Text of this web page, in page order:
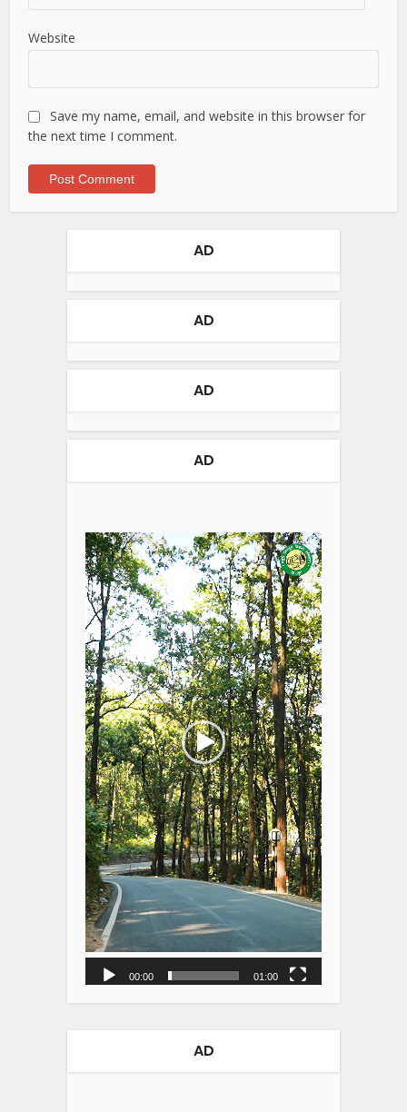
Website
Save my name, email, and website in this browser for
the next time I comment.
AD
AD
AD
AD
00:00 01:00
AD